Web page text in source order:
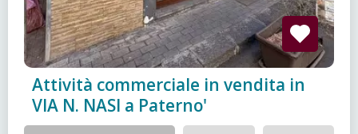
Attività commerciale in vendita in
VIA N. NASI a Paterno'